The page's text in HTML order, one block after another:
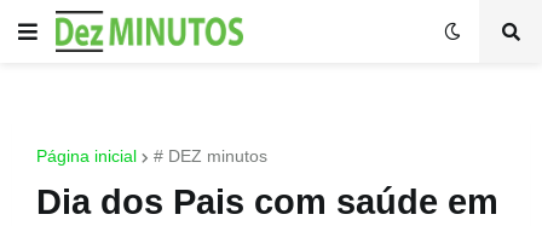
Página inicial # DEZ minutos
Dia dos Pais com saúde em